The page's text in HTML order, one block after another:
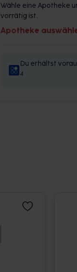
Wähle eine Apotheke
vorrätig ist.
Apotheke
Du erhältst
4